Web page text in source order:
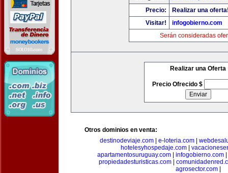
Precio:
Realizar una
Visitar!
infogobierno.com
Serán consideradas
Realizar una Oferta
Precio Ofrecido $
Otros dominios en venta:
destinodeviaje.com
e-loteria.com
hotelesyhospedaje.com
apartamentosuruguay.com
infogobierno.com
propiedadesturisticas.com|
agrosector.com|